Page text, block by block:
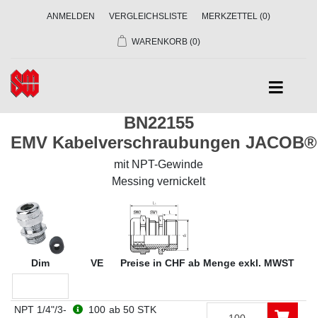
ANMELDEN VERGLEICHSLISTE MERKZETTEL (0)
WARENKORB (0)
BN22155
EMV Kabelverschraubungen
mit NPT-Gewinde
Messing vernickelt
Dim VE Preise in CHF ab Menge exkl. MWST
NPT 1/4"/3-
100 ab 50 STK